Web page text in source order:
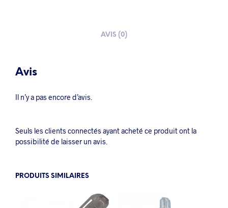
AVIS (0)
Avis
Il n’y a pas encore d’avis.
Seuls les clients connectés ayant acheté ce produit ont la
possibilité de laisser un avis.
PRODUITS SIMILAIRES